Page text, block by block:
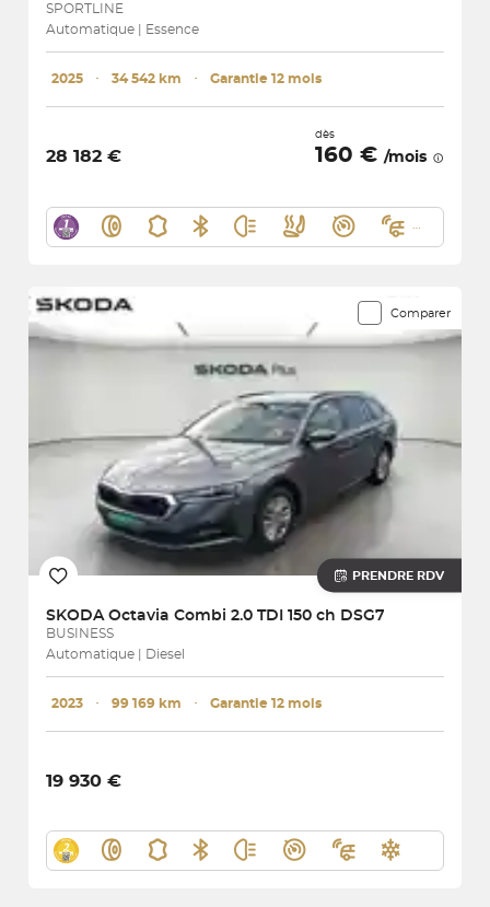
SPORTLINE
Automatique | Essence
2025 ･ 34 542 km ･ Garantie 12 mois
28 182 €
dès
160 € /mois
Comparer
PRENDRE RDV
SKODA Octavia Combi 2.0 TDI 150 ch DSG7
BUSINESS
Automatique | Diesel
2023 ･ 99 169 km ･ Garantie 12 mois
19 930 €